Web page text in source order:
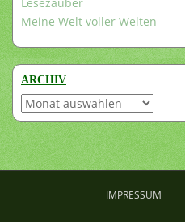
Meine Welt voller Welten
ARCHIV
Archiv
IMPRESSUM